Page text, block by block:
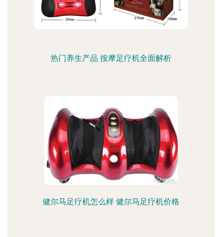
热门养生产品 按摩足疗机全面解析
健尔马足疗机怎么样 健尔马足疗机价格